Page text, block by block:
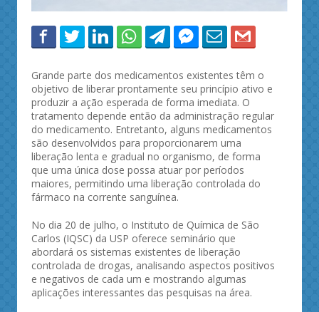
Grande parte dos medicamentos existentes têm o
objetivo de liberar prontamente seu princípio ativo e
produzir a ação esperada de forma imediata. O
tratamento depende então da administração regular
do medicamento. Entretanto, alguns medicamentos
são desenvolvidos para proporcionarem uma
liberação lenta e gradual no organismo, de forma
que uma única dose possa atuar por períodos
maiores, permitindo uma liberação controlada do
fármaco na corrente sanguínea.
No dia 20 de julho, o Instituto de Química de São
Carlos (IQSC) da USP oferece seminário que
abordará os sistemas existentes de liberação
controlada de drogas, analisando aspectos positivos
e negativos de cada um e mostrando algumas
aplicações interessantes das pesquisas na área.